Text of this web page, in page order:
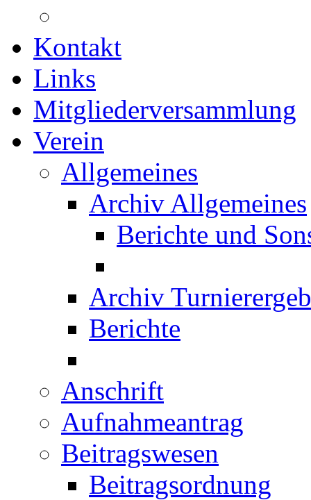
Kontakt
Links
Mitgliederversammlung
Verein
Allgemeines
Archiv Allgemeines
Berichte und
Archiv
Berichte
Anschrift
Aufnahmeantrag
Beitragswesen
Beitragsordnung